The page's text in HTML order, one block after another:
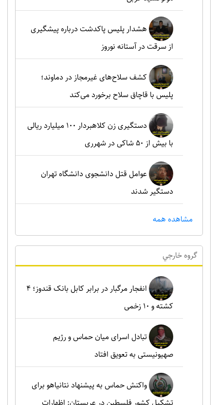
هشدار پلیس پاکدشت درباره پیشگیری
از سرقت در آستانه نوروز
کشف سلاح‌های غیرمجاز در دماوند؛
پلیس با قاچاق سلاح برخورد می‌کند
دستگیری زن کلاهبردار ۱۰۰ میلیارد ریالی
با بیش از ۵۰ شاکی در شهرری
عوامل قتل دانشجوی دانشگاه تهران
دستگیر شدند
مشاهده همه
گروه خارجي
انفجار مرگبار در برابر کابل بانک قندوز؛ ۴
کشته و ۱۰ زخمی
تبادل اسرای میان حماس و رژیم
صهیونیستی به تعویق افتاد
واکنش حماس به پیشنهاد نتانیاهو برای